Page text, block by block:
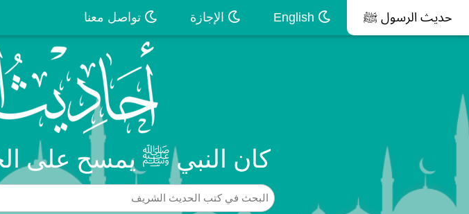
حديث الرسول ﷺ الإجازة تواصل معنا
كان النبي ﷺ يمسح على